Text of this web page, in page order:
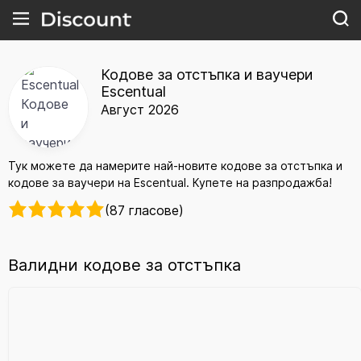
Кодове за отстъпка и ваучери
Escentual
Август 2026
Тук можете да намерите най-новите кодове за отстъпка и
кодове за ваучери на Escentual. Купете на разпродажба!
(87 гласове)
Валидни кодове за отстъпка